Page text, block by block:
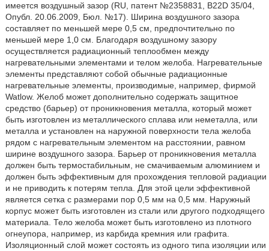
имеется воздушный зазор (RU, патент №2358831, B22D 35/04,
Опубл. 20.06.2009, Бюл. №17). Ширина воздушного зазора
составляет по меньшей мере 0,5 см, предпочтительно по
меньшей мере 1,0 см. Благодаря воздушному зазору
осуществляется радиационный теплообмен между
нагревательными элементами и телом желоба. Нагревательные
элементы представляют собой обычные радиационные
нагревательные элементы, производимые, например, фирмой
Watlow. Желоб может дополнительно содержать защитное
средство (барьер) от проникновения металла, который может
быть изготовлен из металлического сплава или неметалла, или
металла и установлен на наружной поверхности тела желоба
рядом с нагревательным элементом на расстоянии, равном
ширине воздушного зазора. Барьер от проникновения металла
должен быть термостабильным, не смачиваемым алюминием и
должен быть эффективным для прохождения тепловой радиации
и не приводить к потерям тепла. Для этой цели эффективной
является сетка с размерами пор 0,5 мм на 0,5 мм. Наружный
корпус может быть изготовлен из стали или другого подходящего
материала. Тело желоба может быть изготовлено из плотного
огнеупора, например, из карбида кремния или графита.
Изоляционный слой может состоять из одного типа изоляции или